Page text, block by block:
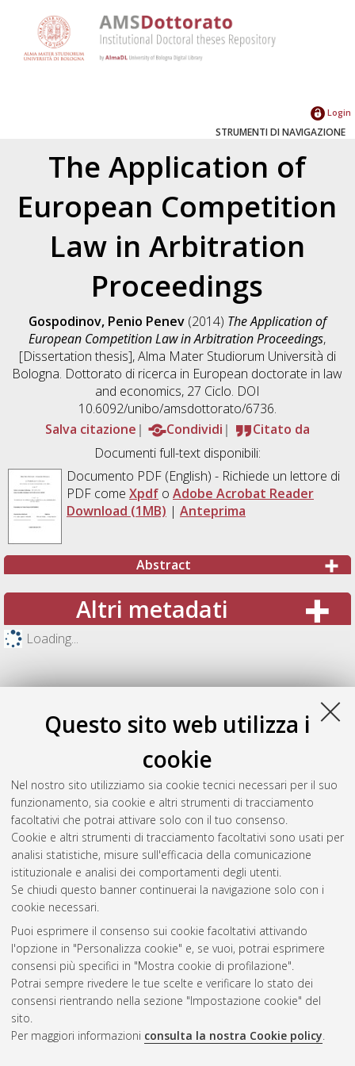
Questo sito web utilizza i
cookie
Nel nostro sito utilizziamo sia cookie tecnici necessari per il suo
funzionamento, sia cookie e altri strumenti di tracciamento
facoltativi che potrai attivare solo con il tuo consenso.
Cookie e altri strumenti di tracciamento facoltativi sono usati per
analisi statistiche, misure sull'efficacia della comunicazione
istituzionale e analisi dei comportamenti degli utenti.
Se chiudi questo banner continuerai la navigazione solo con i
cookie necessari.
Puoi esprimere il consenso sui cookie facoltativi attivando
l'opzione in "Personalizza cookie" e, se vuoi, potrai esprimere
consensi più specifici in "Mostra cookie di profilazione".
Potrai sempre rivedere le tue scelte e verificare lo stato dei
consensi rientrando nella sezione "Impostazione cookie" del
sito.
Per maggiori informazioni consulta la nostra Cookie policy.
Login
STRUMENTI DI NAVIGAZIONE
The Application of
European Competition
Law in Arbitration
Proceedings
Gospodinov, Penio Penev(2014) The Application of
European Competition Law in Arbitration Proceedings,
[Dissertation thesis], Alma Mater Studiorum Università di
Bologna. Dottorato di ricerca in European doctorate in law
and economics, 27 Ciclo. DOI
10.6092/unibo/amsdottorato/6736.
Salva citazione
Condividi
Citato da
Documenti full-text disponibili:
Documento PDF(English) - Richiede un lettore di
PDF come Xpdfo Adobe Acrobat Reader
Download (1MB) | Anteprima
Abstract
Altri metadati
Loading...
Gestione del documento:
Atom
Rss 1.0
Rss 2.0
ISSN: 2038-7946